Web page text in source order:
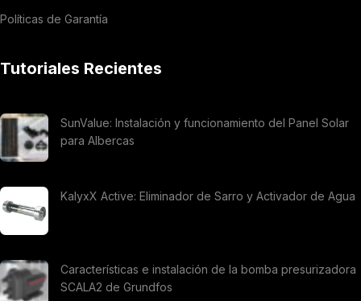
Políticas de Garantía
Tutoriales Recientes
SunValue: Instalación y funcionamiento del Panel Solar
para Albercas
KalyxX Active: Eliminador de Sarro y Activador de Agua
Características e instalación de la bomba presurizadora
SCALA2 de Grundfos